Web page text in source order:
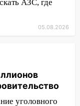
два
будет
УК
АЗС, где
05.08.2026
уголовного